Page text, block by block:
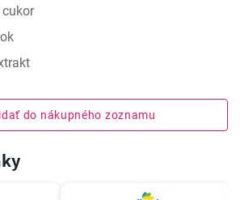
do nákupného zoznamu